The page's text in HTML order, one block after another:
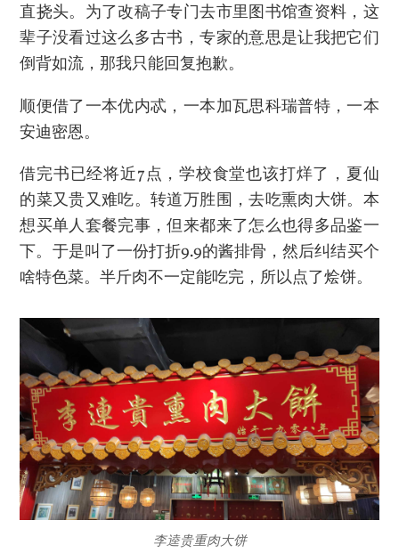
直挠头。为了改稿子专门去市里图书馆查资料，这
辈子没看过这么多古书，专家的意思是让我把它们
倒背如流，那我只能回复抱歉。
顺便借了一本优内忒，一本加瓦思科瑞普特，一本
安迪密恩。
借完书已经将近7点，学校食堂也该打烊了，夏仙
的菜又贵又难吃。转道万胜围，去吃熏肉大饼。本
想买单人套餐完事，但来都来了怎么也得多品鉴一
下。于是叫了一份打折9.9的酱排骨，然后纠结买个
啥特色菜。半斤肉不一定能吃完，所以点了烩饼。
李逵贵重肉大饼